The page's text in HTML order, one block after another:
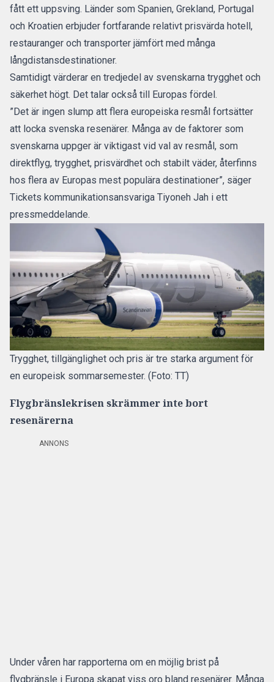
fått ett uppsving. Länder som Spanien, Grekland, Portugal
och Kroatien erbjuder fortfarande relativt prisvärda hotell,
restauranger och transporter jämfört med många
långdistansdestinationer.
Samtidigt värderar en tredjedel av svenskarna trygghet och
säkerhet högt. Det talar också till Europas fördel.
”Det är ingen slump att flera europeiska resmål fortsätter
att locka svenska resenärer. Många av de faktorer som
svenskarna uppger är viktigast vid val av resmål, som
direktflyg, trygghet, prisvärdhet och stabilt väder, återfinns
hos flera av Europas mest populära destinationer”, säger
Tickets kommunikationsansvariga Tiyoneh Jah i ett
pressmeddelande.
Trygghet, tillgänglighet och pris är tre starka argument för
en europeisk sommarsemester. (Foto: TT)
Flygbränslekrisen skrämmer inte bort
resenärerna
ANNONS
Under våren har rapporterna om en möjlig brist på
flygbränsle i Europa skapat viss oro bland resenärer. Många